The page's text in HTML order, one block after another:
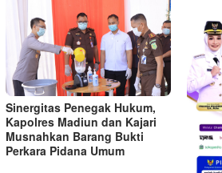
Sinergitas Penegak Hukum,
Kapolres Madiun dan Kajari
Musnahkan Barang Bukti
Perkara Pidana Umum